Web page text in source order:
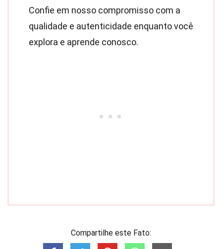
Confie em nosso compromisso com a
qualidade e autenticidade enquanto você
explora e aprende conosco.
Compartilhe este Fato: